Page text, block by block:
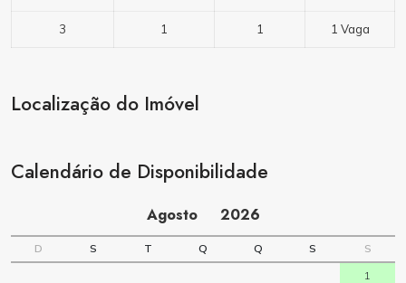
3 1 1 1 Vaga
Localização do Imóvel
Calendário de Disponibilidade
Agosto 2026
D S T Q Q S
S
1